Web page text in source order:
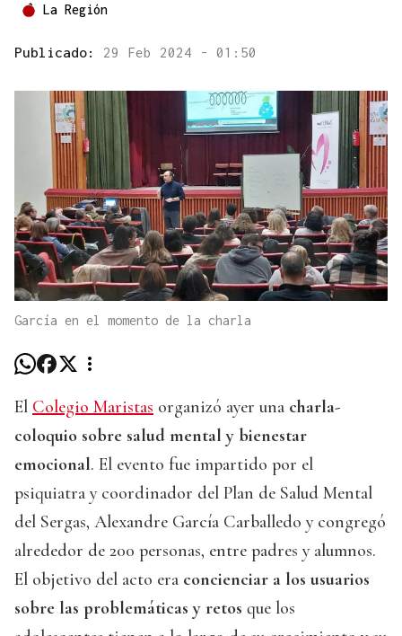
La Región
Publicado: 29 Feb 2024 - 01:50
García en el momento de la charla
El Colegio Maristas organizó ayer una charla-
coloquio sobre salud mental y bienestar
emocional. El evento fue impartido por el
psiquiatra y coordinador del Plan de Salud Mental
del Sergas, Alexandre García Carballedo y congregó
alrededor de 200 personas, entre padres y alumnos.
El objetivo del acto era concienciar a los usuarios
sobre las problemáticas y retos que los